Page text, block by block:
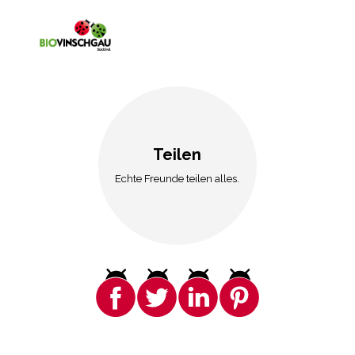
Teilen
Echte Freunde teilen alles.